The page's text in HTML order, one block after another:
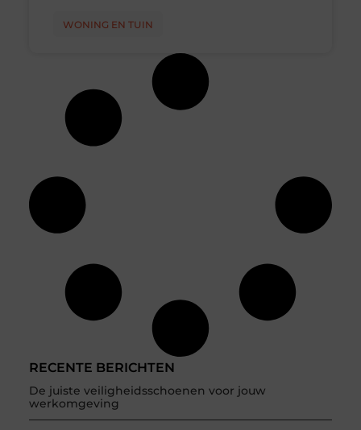
RECENTE BERICHTEN
De juiste veiligheidsschoenen voor jouw
werkomgeving
WONING EN TUIN